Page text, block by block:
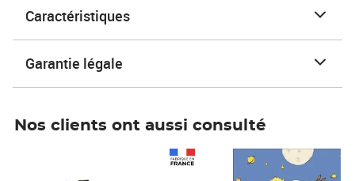
Caractéristiques
Garantie légale
Nos clients ont aussi consulté
Prix 6,25€ HT